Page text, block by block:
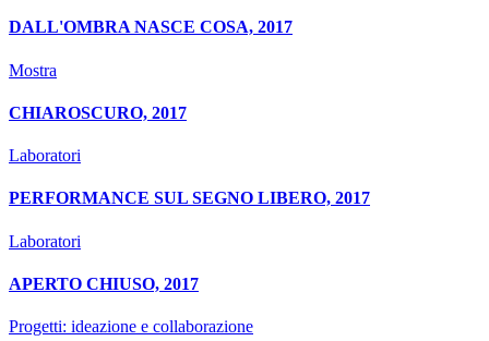
DALL'OMBRA NASCE COSA, 2017
Mostra
CHIAROSCURO, 2017
Laboratori
PERFORMANCE SUL SEGNO LIBERO, 2017
Laboratori
APERTO CHIUSO, 2017
Progetti: ideazione e collaborazione